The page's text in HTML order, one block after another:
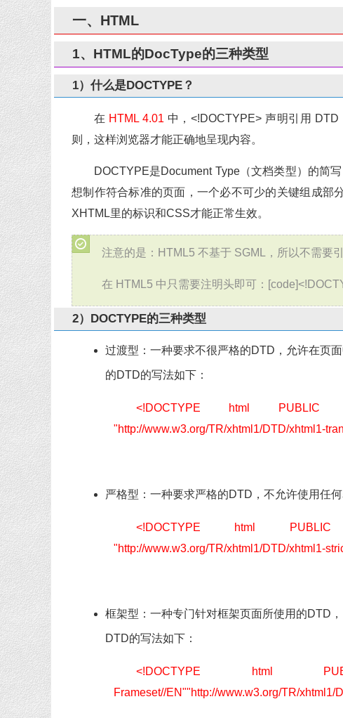
一、HTML
1、HTML的DocType的三种类型
1）什么是DOCTYPE？
在 HTML 4.01 中，<!DOCTYPE> 声明引用
则，这样浏览器才能正确地呈现内容。
DOCTYPE是Document Type（文档类型）的简
想制作符合标准的页面，一个必不可少的关键组成部
XHTML里的标识和CSS才能正常生效。
注意的是：HTML5 不基于 SGML，所以不需要引
在 HTML5 中只需要注明头即可：
2）DOCTYPE的三种类型
过渡型：一种要求不很严格的DTD，允许在页
的DTD的写法如下：
<!DOCTYPE html PUBLIC
"http://www.w3.org/TR/xhtml1/DTD/xhtml1-
严格型：一种要求严格的DTD，不允许使用任
<!DOCTYPE html
"http://www.w3.org/TR/xhtml1/DTD/xhtml1-
框架型：一种专门针对框架页面所使用的DTD
DTD的写法如下：
<!DOCTYPE html
Frameset//EN""http://www.w3.org/TR/xhtml1/